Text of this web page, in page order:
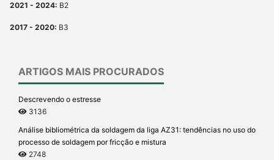
2021 - 2024: B2
2017 - 2020: B3
ARTIGOS MAIS PROCURADOS
Descrevendo o estresse
3136
Análise bibliométrica da soldagem da liga AZ31: tendências no uso do
processo de soldagem por fricção e mistura
2748